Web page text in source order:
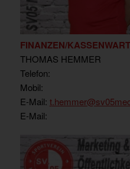
FINANZEN/KASSENWART
THOMAS HEMMER
Telefon:
Mobil:
E-Mail: t
E-Mail: